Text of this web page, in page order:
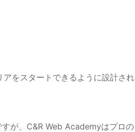
をスタートできるように設計され
が、C&R Web Academyはプロの